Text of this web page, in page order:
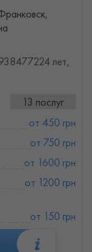
лет,
13 послуг
от 450 грн
от 750 грн
от 1600 грн
от 1200 грн
от 150 грн